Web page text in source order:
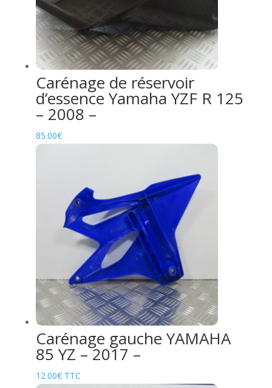
Carénage de réservoir
d’essence Yamaha YZF R 125
– 2008 –
85.00€
Carénage gauche YAMAHA
85 YZ – 2017 –
12.00€ TTC